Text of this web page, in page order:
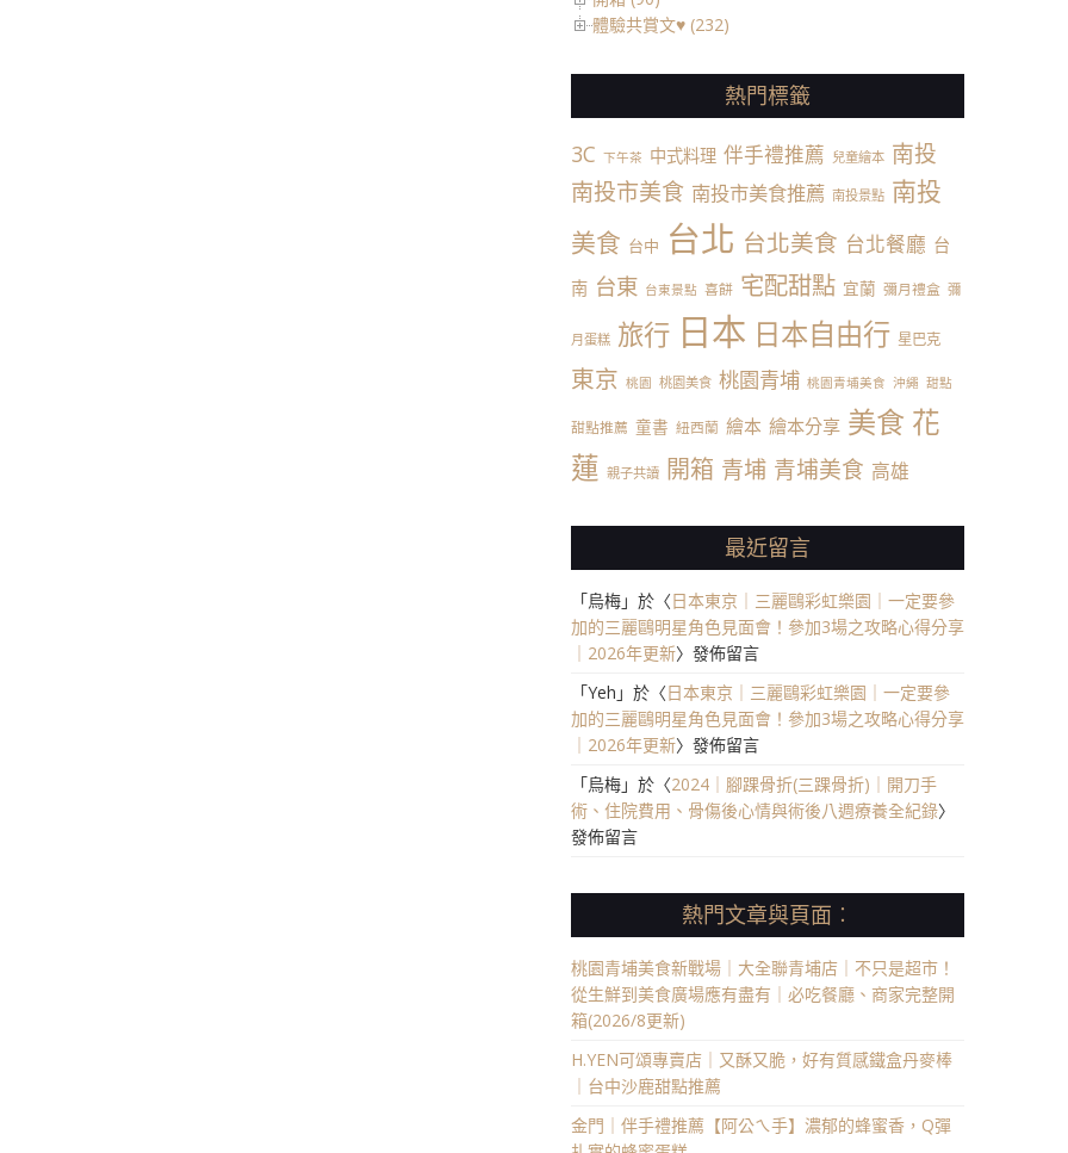
體驗共賞文♥ (232)
熱門標籤
3C 下午茶 中式料理 伴手禮推薦 兒童繪本 南投
南投市美食 南投市美食推薦 南投景點 南投
美食 台中 台北 台北美食 台北餐廳 台
南 台東 台東景點 喜餅 宅配甜點 宜蘭 彌月禮盒 彌
月蛋糕 旅行 日本 日本自由行 星巴克
東京 桃園 桃園美食 桃園青埔 桃園青埔美食 沖繩 甜點
甜點推薦 童書 紐西蘭 繪本 繪本分享 美食 花
蓮 親子共讀 開箱 青埔 青埔美食 高雄
最近留言
「烏梅」於〈日本東京｜三麗鷗彩虹樂園｜一定要參
加的三麗鷗明星角色見面會！參加3場之攻略心得分享
｜2026年更新〉發佈留言
「Yeh 」於〈日本東京｜三麗鷗彩虹樂園｜一定要參
加的三麗鷗明星角色見面會！參加3場之攻略心得分享
｜2026年更新〉發佈留言
「烏梅」於〈2024｜腳踝骨折(三踝骨折)｜開刀手
術、住院費用、骨傷後心情與術後八週療養全紀錄〉
發佈留言
熱門文章與頁面︰
桃園青埔美食新戰場｜大全聯青埔店｜不只是超市！
從生鮮到美食廣場應有盡有｜必吃餐廳、商家完整開
箱(2026/8更新)
H.YEN可頌專賣店｜又酥又脆，好有質感鐵盒丹麥棒
｜台中沙鹿甜點推薦
金門｜伴手禮推薦【阿公ㄟ手】濃郁的蜂蜜香，Q彈